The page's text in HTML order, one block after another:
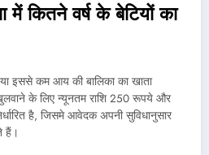
में कितने वर्ष के बेटियों का
इससे कम आय की बालिका का खाता
के लिए न्यूनतम राशि 250 रूपये और
है, जिसमे आवेदक अपनी सुविधानुसार
हैं।